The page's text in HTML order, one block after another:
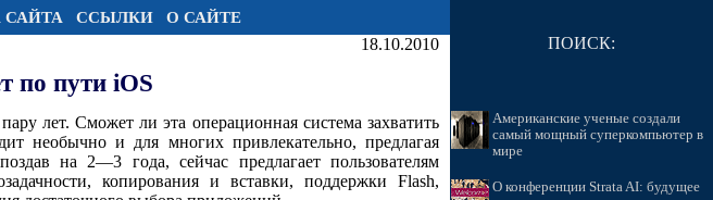
САЙТА ССЫЛКИ О САЙТЕ
18.10.2010
по пути iOS
лет. Сможет ли эта операционная система захватить
необычно и для многих привлекательно, предлагая
на 2—3 года, сейчас предлагает пользователям
копирования и вставки, поддержки Flash,
ПОИСК:
Американские ученые создали
самый мощный суперкомпьютер в
мире
О конференции Strata AI: будущее